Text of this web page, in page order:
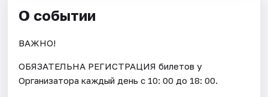
О событии
ВАЖНО!
ОБЯЗАТЕЛЬНА РЕГИСТРАЦИЯ билетов у
Организатора каждый день c 10: 00 до 18: 00.